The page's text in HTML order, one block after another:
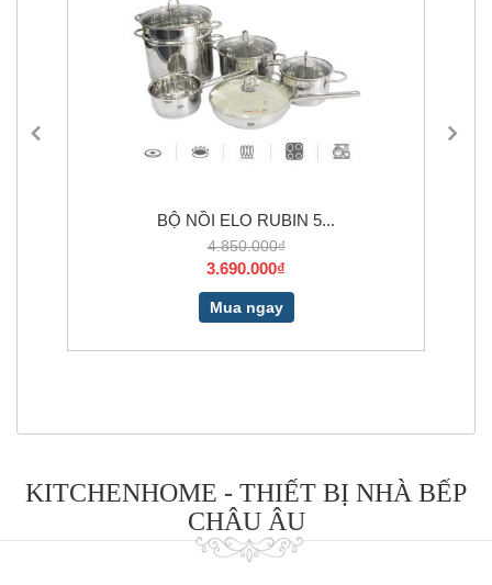
BỘ NỒI ELO RUBIN 5...
4.850.000₫
3.690.000₫
Mua ngay
KITCHENHOME - THIẾT BỊ NHÀ BẾP
CHÂU ÂU